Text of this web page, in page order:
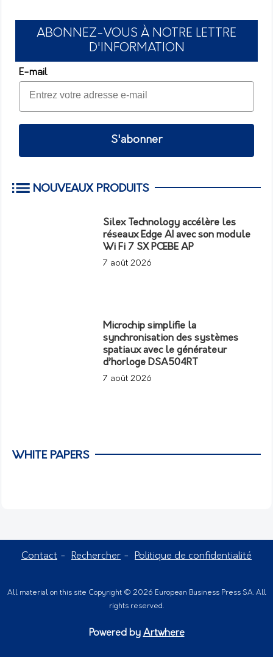
ABONNEZ-VOUS À NOTRE LETTRE
D'INFORMATION
E-mail
S'abonner
NOUVEAUX PRODUITS
Silex Technology accélère les
réseaux Edge AI avec son module
Wi Fi 7 SX PCEBE AP
7 août 2026
Microchip simplifie la
synchronisation des systèmes
spatiaux avec le générateur
d’horloge DSA504RT
7 août 2026
WHITE PAPERS
Contact Rechercher Politique de confidentialité
All material on this site Copyright © 2026 European Business Press SA. All
rights reserved.
Powered by Artwhere